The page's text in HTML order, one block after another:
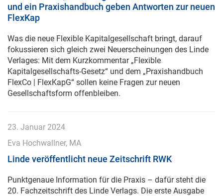
und ein Praxishandbuch geben Antworten zur neuen
FlexKap
Was die neue Flexible Kapitalgesellschaft bringt, darauf
fokussieren sich gleich zwei Neuerscheinungen des Linde
Verlages: Mit dem Kurzkommentar „Flexible
Kapitalgesellschafts-Gesetz“ und dem „Praxishandbuch
FlexCo | FlexKapG“ sollen keine Fragen zur neuen
Gesellschaftsform offenbleiben.
23. Januar 2024
Eva Hochwallner, MA
Linde veröffentlicht neue Zeitschrift RWK
Punktgenaue Information für die Praxis – dafür steht die
20. Fachzeitschrift des Linde Verlags. Die erste Ausgabe